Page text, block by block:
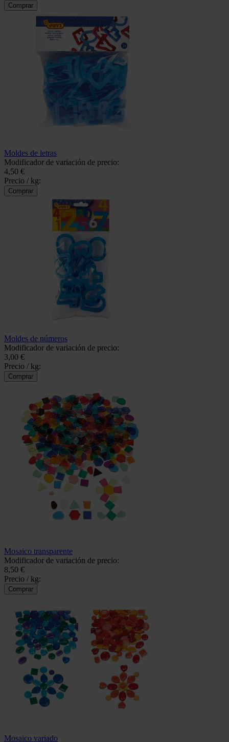
Moldes de letras
Modificador de variación de precio:
4,50 €
Precio / kg:
Moldes de números
Modificador de variación de precio:
3,00 €
Precio / kg:
Mosaico transparente
Modificador de variación de precio:
8,50 €
Precio / kg:
Mosaico variado